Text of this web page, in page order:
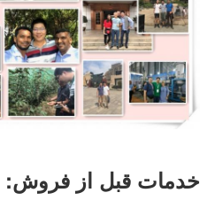
خدمات قبل از فروش: